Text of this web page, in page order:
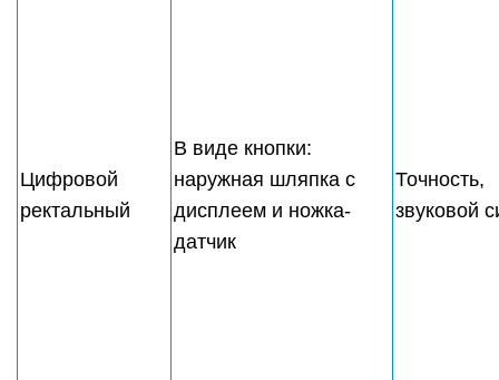
Цифровой
ректальный
В виде кнопки:
наружная шляпка с
дисплеем и ножка-
датчик
Точность,
звуковой